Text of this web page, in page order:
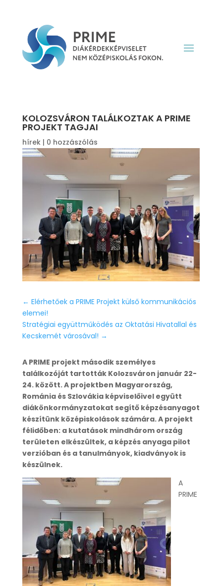
KOLOZSVÁRON TALÁLKOZTAK A PRIME
PROJEKT TAGJAI
hírek| 0 hozzászólás
← Elérhetőek a PRIME Projekt külső kommunikációs
elemei!
Stratégiai együttműködés az Oktatási Hivatallal és
Kecskemét városával! →
A PRIME projekt második személyes
találkozóját tartották Kolozsváron január 22-
24. között. A projektben Magyarország,
Románia és Szlovákia képviselőivel együtt
diákönkormányzatokat segítő képzésanyagot
készítünk középiskolások számára. A projekt
félidőben: a kutatások mindhárom ország
területen elkészültek, a képzés anyaga pilot
verzióban és a tanulmányok, kiadványok is
készülnek.
A
PRIME